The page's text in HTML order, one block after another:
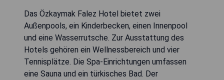
Das Özkaymak Falez Hotel bietet zwei
Außenpools, ein Kinderbecken, einen Innenpool
und eine Wasserrutsche. Zur Ausstattung des
Hotels gehören ein Wellnessbereich und vier
Tennisplätze. Die Spa-Einrichtungen umfassen
eine Sauna und ein türkisches Bad. Der